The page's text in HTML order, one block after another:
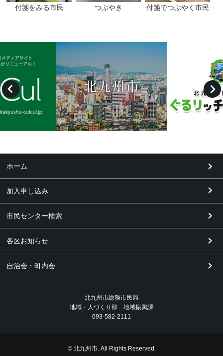
付箋をみる市民 つぶやき 付箋でつぶやく市民
ホーム
加入申し込み
市民センター検索
各区お知らせ
自治会・町内会
北九州市総務市民局
地域・人づくり部 地域振興課
093-582-2111
© 北九州市. All Rights Reserved.